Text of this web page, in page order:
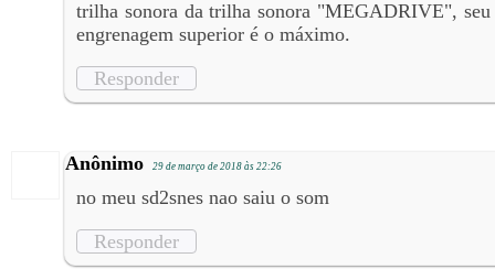
trilha sonora da trilha sonora "MEGADRIVE",
engrenagem superior é o máximo.
Responder
Anônimo 29 de março de 2018 às 22:26
no meu sd2snes nao saiu o som
Responder